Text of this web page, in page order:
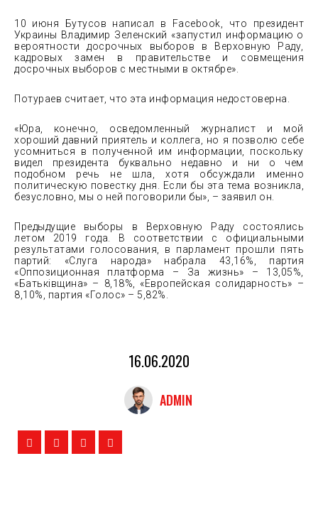
10 июня Бутусов написал в Facebook, что президент
Украины Владимир Зеленский «запустил информацию о
вероятности досрочных выборов в Верховную Раду,
кадровых замен в правительстве и совмещения
досрочных выборов с местными в октябре».
Потураев считает, что эта информация недостоверна.
«Юра, конечно, осведомленный журналист и мой
хороший давний приятель и коллега, но я позволю себе
усомниться в полученной им информации, поскольку
видел президента буквально недавно и ни о чем
подобном речь не шла, хотя обсуждали именно
политическую повестку дня. Если бы эта тема возникла,
безусловно, мы о ней поговорили бы», – заявил он.
Предыдущие выборы в Верховную Раду состоялись
летом 2019 года. В соответствии с официальными
результатами голосования, в парламент прошли пять
партий: «Слуга народа» набрала 43,16%, партия
«Оппозиционная платформа – За жизнь» – 13,05%,
«Батьківщина» – 8,18%, «Европейская солидарность» –
8,10%, партия «Голос» – 5,82%.
16.06.2020
ADMIN